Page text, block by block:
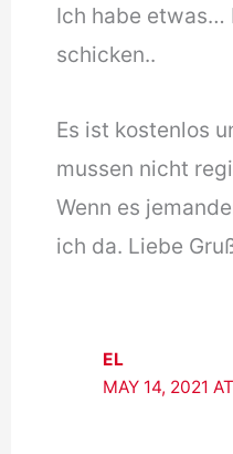
Ich habe etwas…
schicken..
Es ist kostenlos
mussen nicht
Wenn es
ich da. Liebe
EL
MAY 14, 2021